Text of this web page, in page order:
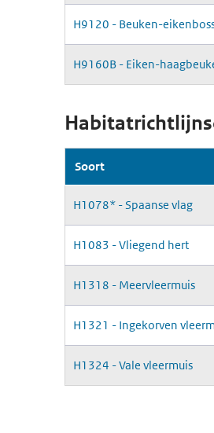
H9120 - Beuken-
H9160B - Eiken-
Soort
H1078* - Spaanse vlag
H1083 - Vliegend hert
H1318 - Meervleermuis
H1321 - Ingekorven
H1324 - Vale vleermuis